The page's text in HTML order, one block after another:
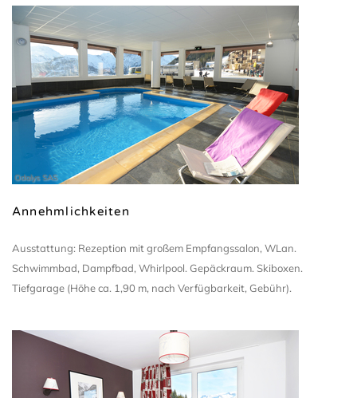
Odalys SAS
Annehmlichkeiten
Ausstattung: Rezeption mit großem Empfangssalon, WLan.
Schwimmbad, Dampfbad, Whirlpool. Gepäckraum. Skiboxen.
Tiefgarage (Höhe ca. 1,90 m, nach Verfügbarkeit, Gebühr).